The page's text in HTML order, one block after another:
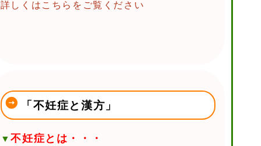
詳しくはこちらをご覧ください
「不妊症と漢方」
▼不妊症とは・・・